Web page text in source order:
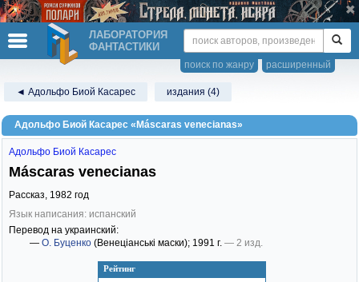
ЛАБОРАТОРИЯ
ФАНТАСТИКИ
расширенный
поиск по жанру
◄ Адольфо Биой Касарес издания (4)
Адольфо Биой Касарес «Máscaras venecianas»
Рейтинг
Адольфо Биой Касарес
Máscaras venecianas
Рассказ, 1982 год
Язык написания: испанский
Перевод на украинский:
— О. Буценко (Венеціанські маски); 1991 г. — 2 изд.